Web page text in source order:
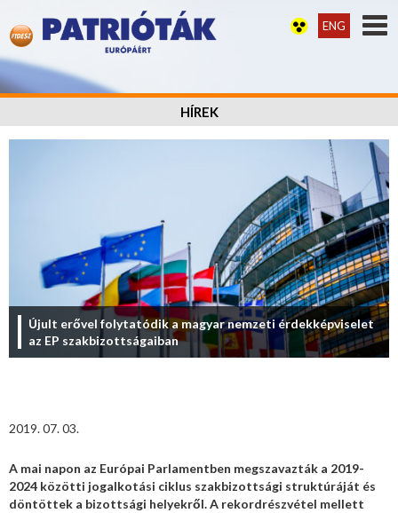
ENG
HÍREK
Újult erővel folytatódik a magyar nemzeti érdekképviselet
az EP szakbizottságaiban
2019. 07. 03.
A mai napon az Európai Parlamentben megszavazták a 2019-
2024 közötti jogalkotási ciklus szakbizottsági struktúráját és
döntöttek a bizottsági helyekről. A rekordrészvétel mellett